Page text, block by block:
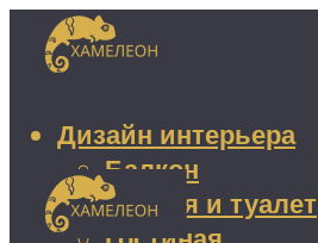
Дизайн интерьера
Балкон
Ванная и туалет